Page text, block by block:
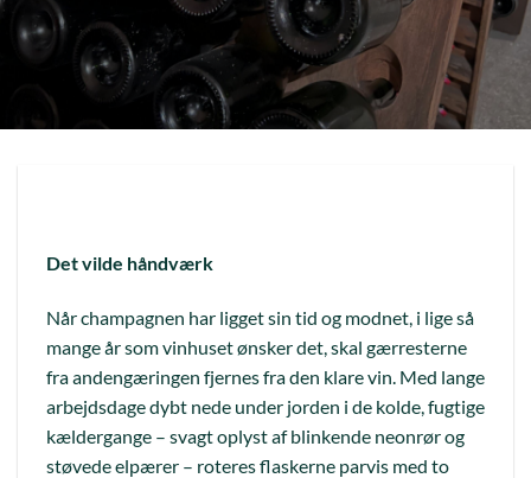
Det vilde håndværk
Når champagnen har ligget sin tid og modnet, i lige så
mange år som vinhuset ønsker det, skal gærresterne
fra andengæringen fjernes fra den klare vin. Med lange
arbejdsdage dybt nede under jorden i de kolde, fugtige
kældergange – svagt oplyst af blinkende neonrør og
støvede elpærer – roteres flaskerne parvis med to